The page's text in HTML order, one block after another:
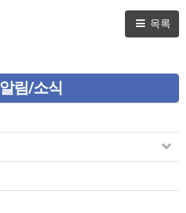
목록
알림/소식